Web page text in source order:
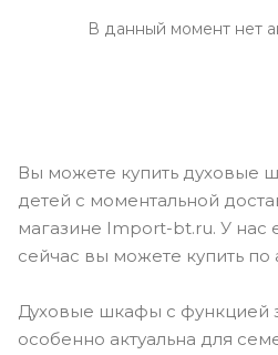
В данный момент нет
Вы можете купить духовые
детей с моментальной
магазине Import-bt.ru. У нас
сейчас вы можете купить по
Духовые шкафы с функцией
особенно актуальна для